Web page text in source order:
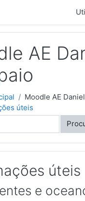
AE
Moodle AE
úteis
úteis
e